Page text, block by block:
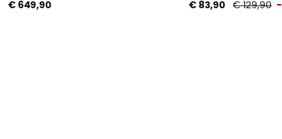
€ 649,90 € 83,90 € 129,90 -